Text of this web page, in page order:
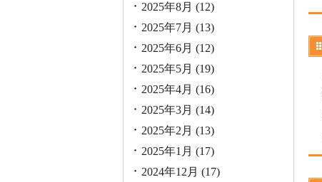
2025年8月 (12)
2025年7月 (13)
2025年6月 (12)
2025年5月 (19)
2025年4月 (16)
2025年3月 (14)
2025年2月 (13)
2025年1月 (17)
2024年12月 (17)